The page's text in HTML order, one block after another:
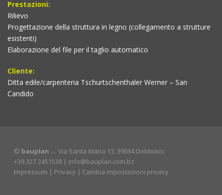
Prestazioni:
Rilievo
Progettazione della struttura in legno (collegamento a strutture
esistenti)
Elaborazione del file per il taglio automatico
Cliente:
Ditta edile/carpenteria Tschurtschenthaler Werner – San
Candido
© bauplan … Via Santa Maria 13, 39034 Dobbiaco
+39 327 2451538 | info@bauplan.com.bz
Impressum | Privacy | Cambia impostazioni privacy